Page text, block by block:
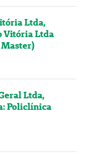
Ltda,
Vitória Ltda
Ltda,
Policlínica